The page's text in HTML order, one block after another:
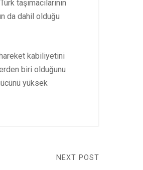
taşımacılarının
da dahil olduğu
kabiliyetini
biri olduğunu
yüksek
NEXT POST